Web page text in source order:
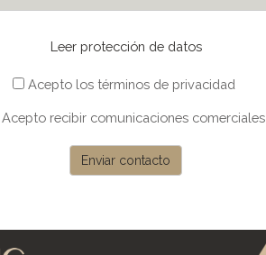
Leer protección de datos
Acepto los términos de privacidad
Acepto recibir comunicaciones comerciales
Enviar contacto